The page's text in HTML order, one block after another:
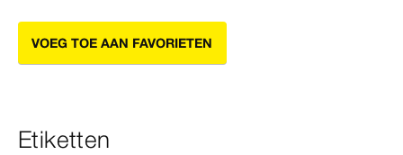
VOEG TOE AAN FAVORIETEN
Etiketten